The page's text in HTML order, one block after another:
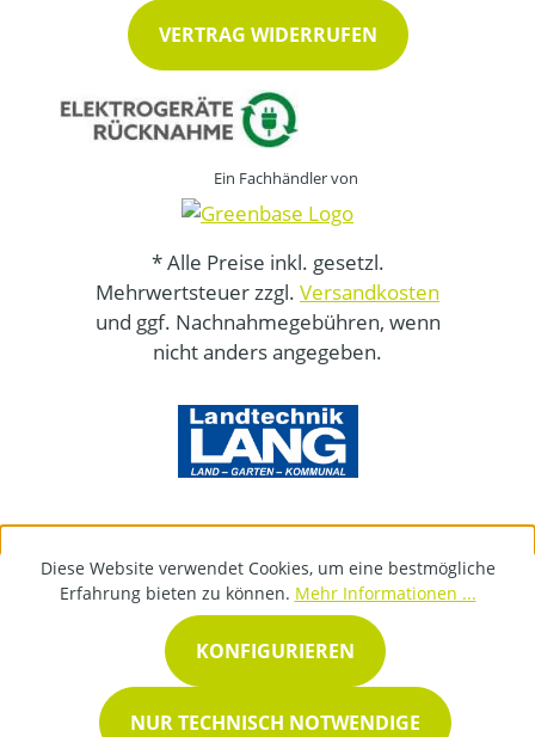
VERTRAG WIDERRUFEN
Ein Fachhändler von
* Alle Preise inkl. gesetzl.
Mehrwertsteuer zzgl. Versandkosten
und ggf. Nachnahmegebühren, wenn
nicht anders angegeben.
Diese Website verwendet Cookies, um eine bestmögliche
Erfahrung bieten zu können. Mehr Informationen ...
NUR TECHNISCH NOTWENDIGE
KONFIGURIEREN